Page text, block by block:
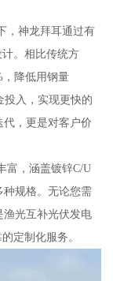
，神龙拜耳通过有
。相比传统方
，降低用钢量
投入，实现更快的
，更是对客户价
富，涵盖镀锌C/U
规格。无论您需
光互补光伏发电
定制化服务。